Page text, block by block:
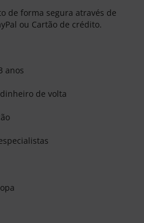
de forma segura através de
ou Cartão de crédito.
anos
de volta